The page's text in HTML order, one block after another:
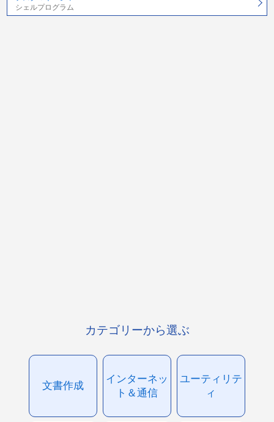
シェルプログラム
カテゴリーから選ぶ
文書作成
インターネッ
ト＆通信
ユーティリテ
ィ